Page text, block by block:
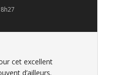
cet excellent
d’ailleurs.